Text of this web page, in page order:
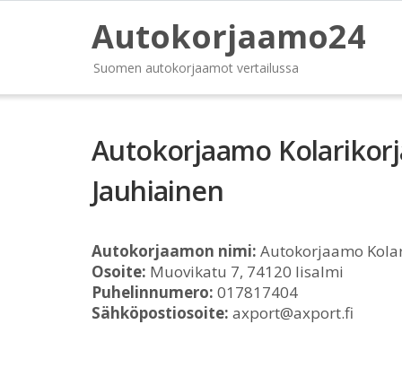
Autokorjaamo24
Suomen autokorjaamot vertailussa
Autokorjaamo
Jauhiainen
Autokorjaamon nimi: Autokorjaamo
Osoite: Muovikatu 7, 74120 Iisalmi
Puhelinnumero: 017817404
Sähköpostiosoite: axport@axport.fi